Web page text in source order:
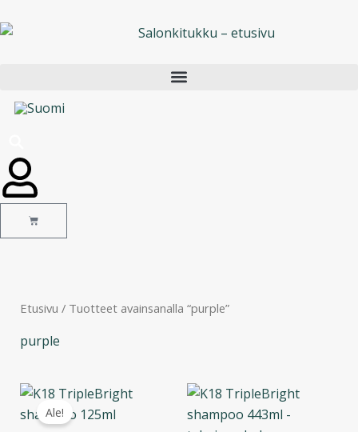
sisältöön
Cart
Etusivu / Tuotteet avainsanalla “purple”
purple
Ale!
Alkuperäinen
hinta
oli:
43,90 €.
Nykyinen
hinta
on: